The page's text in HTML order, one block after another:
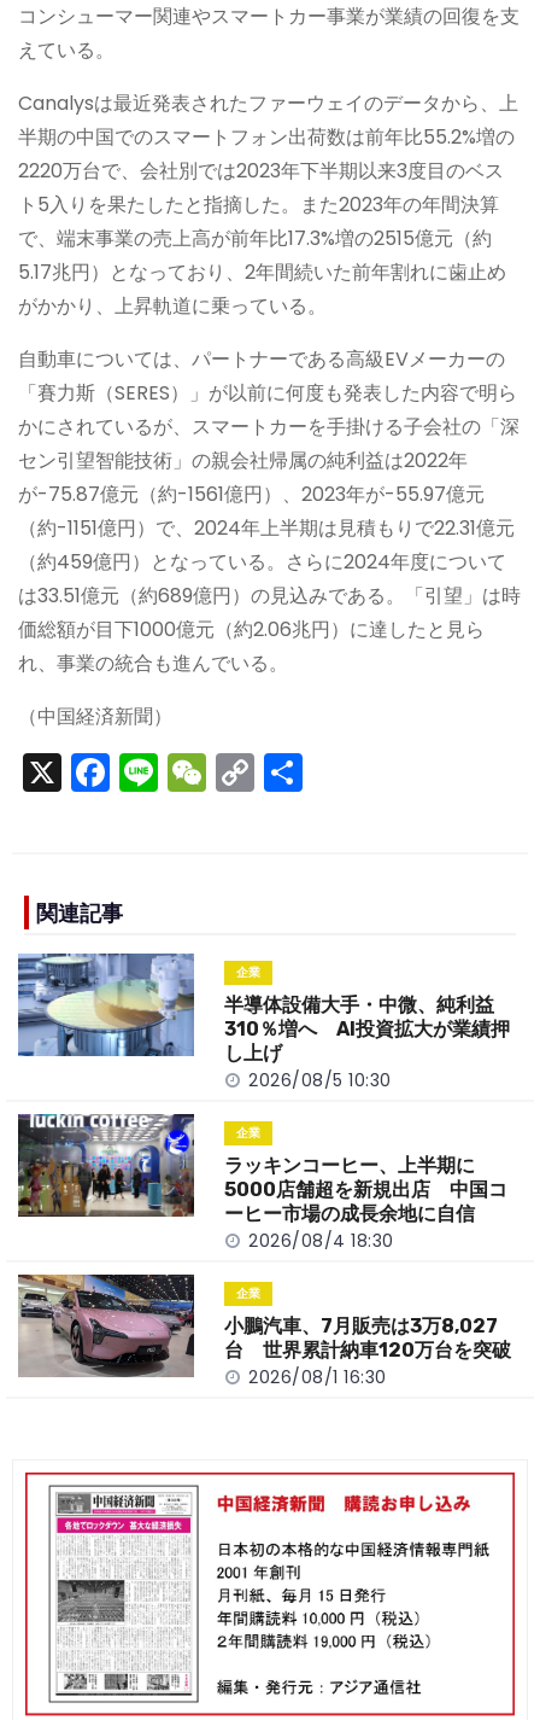
コンシューマー関連やスマートカー事業が業績の回復を支
えている。
Canalysは最近発表されたファーウェイのデータから、上
半期の中国でのスマートフォン出荷数は前年比55.2%増の
2220万台で、会社別では2023年下半期以来3度目のベス
ト5入りを果たしたと指摘した。また2023年の年間決算
で、端末事業の売上高が前年比17.3%増の2515億元（約
5.17兆円）となっており、2年間続いた前年割れに歯止め
がかかり、上昇軌道に乗っている。
自動車については、パートナーである高級EVメーカーの
「賽力斯（SERES）」が以前に何度も発表した内容で明ら
かにされているが、スマートカーを手掛ける子会社の「深
セン引望智能技術」の親会社帰属の純利益は2022年
が-75.87億元（約-1561億円）、2023年が-55.97億元
（約-1151億円）で、2024年上半期は見積もりで22.31億元
（約459億円）となっている。さらに2024年度について
は33.51億元（約689億円）の見込みである。「引望」は時
価総額が目下1000億元（約2.06兆円）に達したと見ら
れ、事業の統合も進んでいる。
（中国経済新聞）
X F
a
e
b
o
o
k
Li
n
W
e
C
o
n
k
関連記事
企業
半導体設備大手・中微、純利益
310％増へ AI投資拡大が業績押
し上げ
2026/08/5 10:30
企業
ラッキンコーヒー、上半期に
5000店舗超を新規出店 中国コ
ーヒー市場の成長余地に自信
2026/08/4 18:30
企業
小鵬汽車、7月販売は3万8,027
台 世界累計納車120万台を突破
2026/08/1 16:30